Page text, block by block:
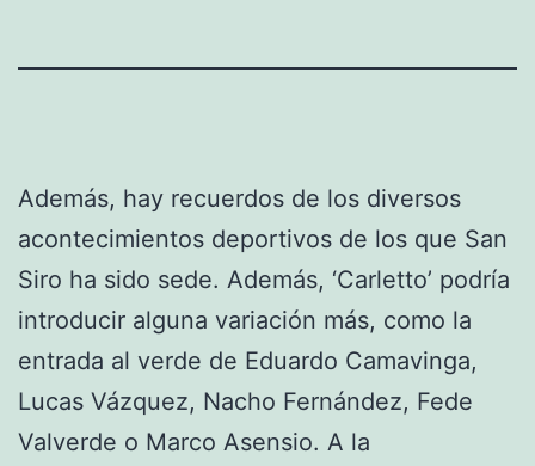
Además, hay recuerdos de los diversos
acontecimientos deportivos de los que San
Siro ha sido sede. Además, ‘Carletto’ podría
introducir alguna variación más, como la
entrada al verde de Eduardo Camavinga,
Lucas Vázquez, Nacho Fernández, Fede
Valverde o Marco Asensio. A la